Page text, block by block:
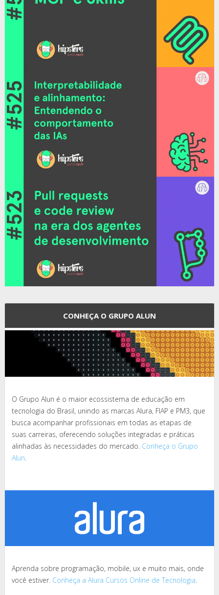
CONHEÇA O GRUPO ALUN
O Grupo Alun é o maior ecossistema de educação em
tecnologia do Brasil, unindo as marcas Alura, FIAP e PM3, que
busca acompanhar profissionais em todas as etapas de
suas carreiras, oferecendo soluções integradas e práticas
alinhadas às necessidades do mercado. Conheça o Grupo
Alun
Aprenda sobre programação, mobile, ux e muito mais, onde
você estiver. Conheça a Alura Cursos Online de Tecnologia